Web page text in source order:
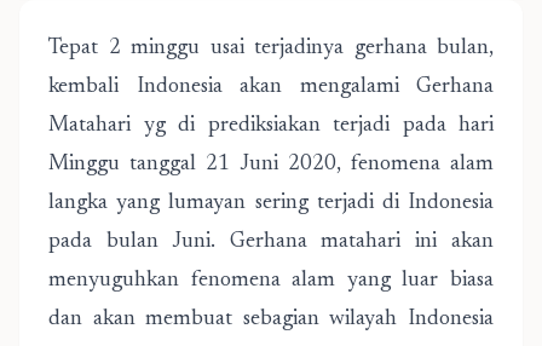
Tepat 2 minggu usai terjadinya gerhana bulan,
kembali Indonesia akan mengalami Gerhana
Matahari yg di prediksiakan terjadi pada hari
Minggu tanggal 21 Juni 2020, fenomena alam
langka yang lumayan sering terjadi di Indonesia
pada bulan Juni. Gerhana matahari ini akan
menyuguhkan fenomena alam yang luar biasa
dan akan membuat sebagian wilayah Indonesia